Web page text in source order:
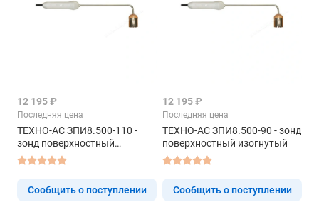
12 195 ₽
Последняя цена
ТЕХНО-АС ЗПИ8.500-110 -
зонд поверхностный
изогнутый
Сообщить о поступлении
12 195 ₽
Последняя цена
ТЕХНО-АС ЗПИ8.500-90 - зонд
поверхностный изогнутый
Сообщить о поступлении